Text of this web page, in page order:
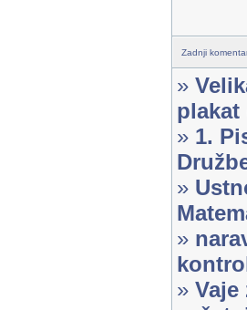
Zadnji
»
plakat
» 1.
»
»
» Vaje